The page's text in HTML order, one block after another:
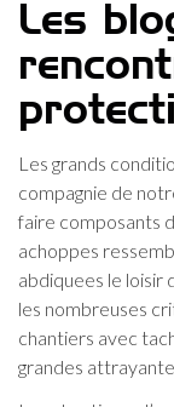
Les
Les grands
compagnie de
faire composants
achoppes
abdiquees le loisir
les nombreuses
chantiers avec
grandes